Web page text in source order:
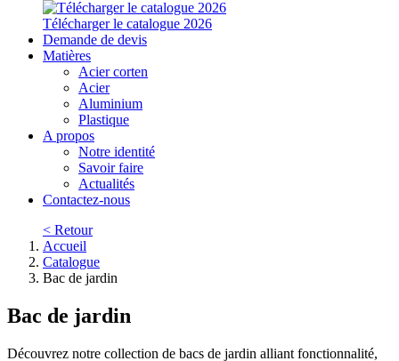
Télécharger le catalogue 2026
Demande de devis
Matières
Acier corten
Acier
Aluminium
Plastique
A propos
Notre identité
Savoir faire
Actualités
Contactez-nous
< Retour
Accueil
Catalogue
Bac de jardin
Bac de jardin
Découvrez notre collection de bacs de jardin alliant fonctionnalité,